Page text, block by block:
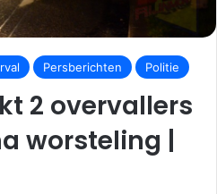
Persberichten Politie
2 overvallers
worsteling |